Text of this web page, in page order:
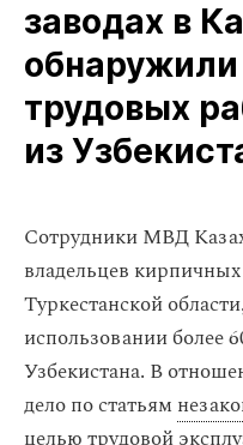
заводах в
трудовых
из
Сотрудники МВД
владельцев
Туркестанской
использовании более
Узбекистана. В
дело по статьям